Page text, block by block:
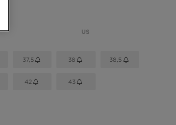
US
37,5 38 38,5
42 43